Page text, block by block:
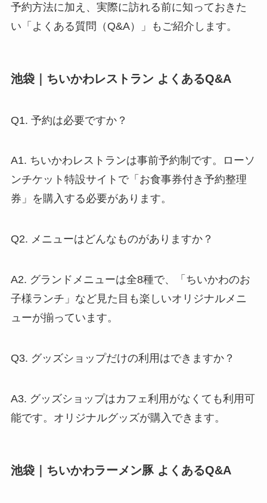
予約方法に加え、実際に訪れる前に知っておきた
い「よくある質問（Q&A）」もご紹介します。
池袋｜ちいかわレストラン よくあるQ&A
Q1. 予約は必要ですか？
A1. ちいかわレストランは事前予約制です。ローソ
ンチケット特設サイトで「お食事券付き予約整理
券」を購入する必要があります。
Q2. メニューはどんなものがありますか？
A2. グランドメニューは全8種で、「ちいかわのお
子様ランチ」など見た目も楽しいオリジナルメニ
ューが揃っています。
Q3. グッズショップだけの利用はできますか？
A3. グッズショップはカフェ利用がなくても利用可
能です。オリジナルグッズが購入できます。
池袋｜ちいかわラーメン豚 よくあるQ&A